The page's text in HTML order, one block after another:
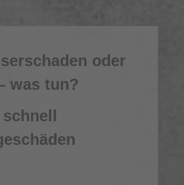
oder
was tun?